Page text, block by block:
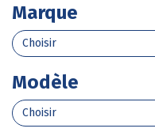
Marque
Modèle